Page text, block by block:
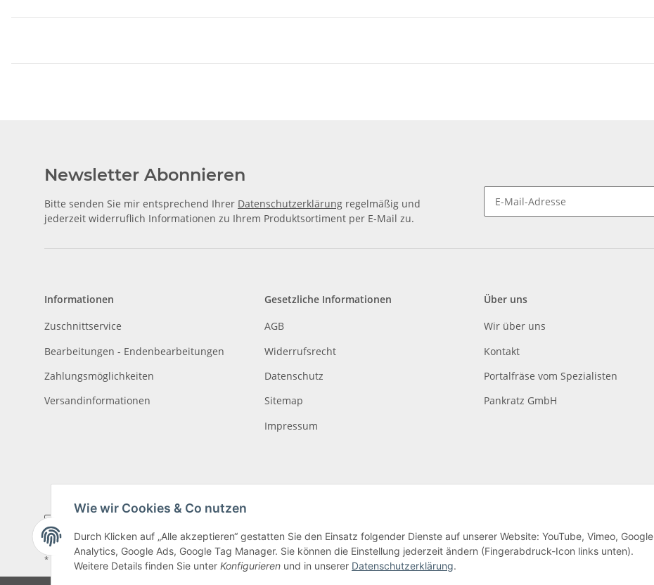
Newsletter Abonnieren
Bitte senden Sie mir entsprechend Ihrer Datenschutzerklärung regelmäßig und
jederzeit widerruflich Informationen zu Ihrem Produktsortiment per E-Mail zu.
Informationen
Zuschnittservice
Bearbeitungen - Endenbearbeitungen
Zahlungsmöglichkeiten
Versandinformationen
Gesetzliche Informationen
AGB
Widerrufsrecht
Datenschutz
Sitemap
Impressum
Über uns
Wir über uns
Kontakt
Portalfräse vom Spezialisten
Pankratz GmbH
* Alle Preise inkl. gesetzlicher USt., zzgl. Versand , zzgl. Mindermengenzuschlag
Wie wir Cookies & Co nutzen
Durch Klicken auf „Alle akzeptieren“ gestatten Sie den Einsatz folgender Dienste auf unserer Website: YouTube, Vimeo, Google
Analytics, Google Ads, Google Tag Manager. Sie können die Einstellung jederzeit ändern (Fingerabdruck-Icon links unten).
Weitere Details finden Sie unter Konfigurieren und in unserer Datenschutzerklärung.